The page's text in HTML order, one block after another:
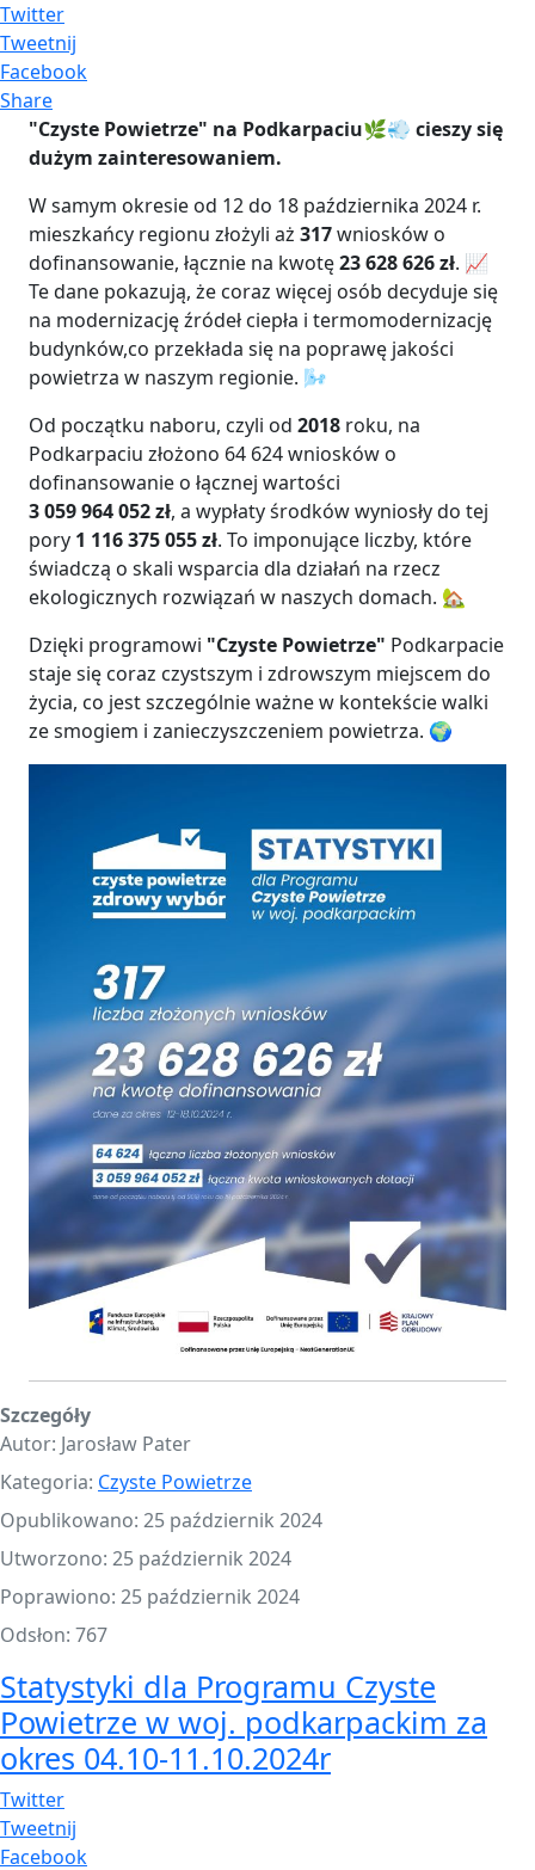
Twitter
Tweetnij
Facebook
Share
"Czyste Powietrze" na Podkarpaciu🌿💨 cieszy się
dużym zainteresowaniem.
W samym okresie od 12 do 18 października 2024 r.
mieszkańcy regionu złożyli aż 317wniosków o
dofinansowanie, łącznie na kwotę23 628 626 zł. 📈
Te dane pokazują, że coraz więcej osób decyduje się
na modernizację źródeł ciepła i termomodernizację
budynków,co przekłada się na poprawę jakości
powietrza w naszym regionie. 🌬️
Od początku naboru, czyli od 2018 roku, na
Podkarpaciu złożono 64 624 wniosków o
dofinansowanie o łącznej wartości
3 059 964 052 zł, a wypłaty środków wyniosły do tej
pory 1 116 375 055 zł. To imponujące liczby, które
świadczą o skali wsparcia dla działań na rzecz
ekologicznych rozwiązań w naszych domach. 🏡
Dzięki programowi "Czyste Powietrze" Podkarpacie
staje się coraz czystszym i zdrowszym miejscem do
życia, co jest szczególnie ważne w kontekście walki
ze smogiem i zanieczyszczeniem powietrza. 🌍
Szczegóły
Autor: Jarosław Pater
Kategoria: Czyste Powietrze
Opublikowano: 25 październik 2024
Utworzono: 25 październik 2024
Poprawiono: 25 październik 2024
Odsłon: 767
Statystyki dla Programu Czyste
Powietrze w woj. podkarpackim za
okres 04.10-11.10.2024r
Twitter
Tweetnij
Facebook